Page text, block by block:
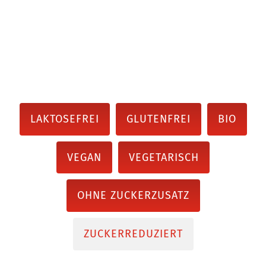
LAKTOSEFREI GLUTENFREI BIO
VEGAN VEGETARISCH
OHNE ZUCKERZUSATZ
ZUCKERREDUZIERT